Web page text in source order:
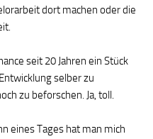
dort machen oder die
seit 20 Jahren ein Stück
selber zu
zu beforschen. Ja, toll.
eines Tages hat man mich